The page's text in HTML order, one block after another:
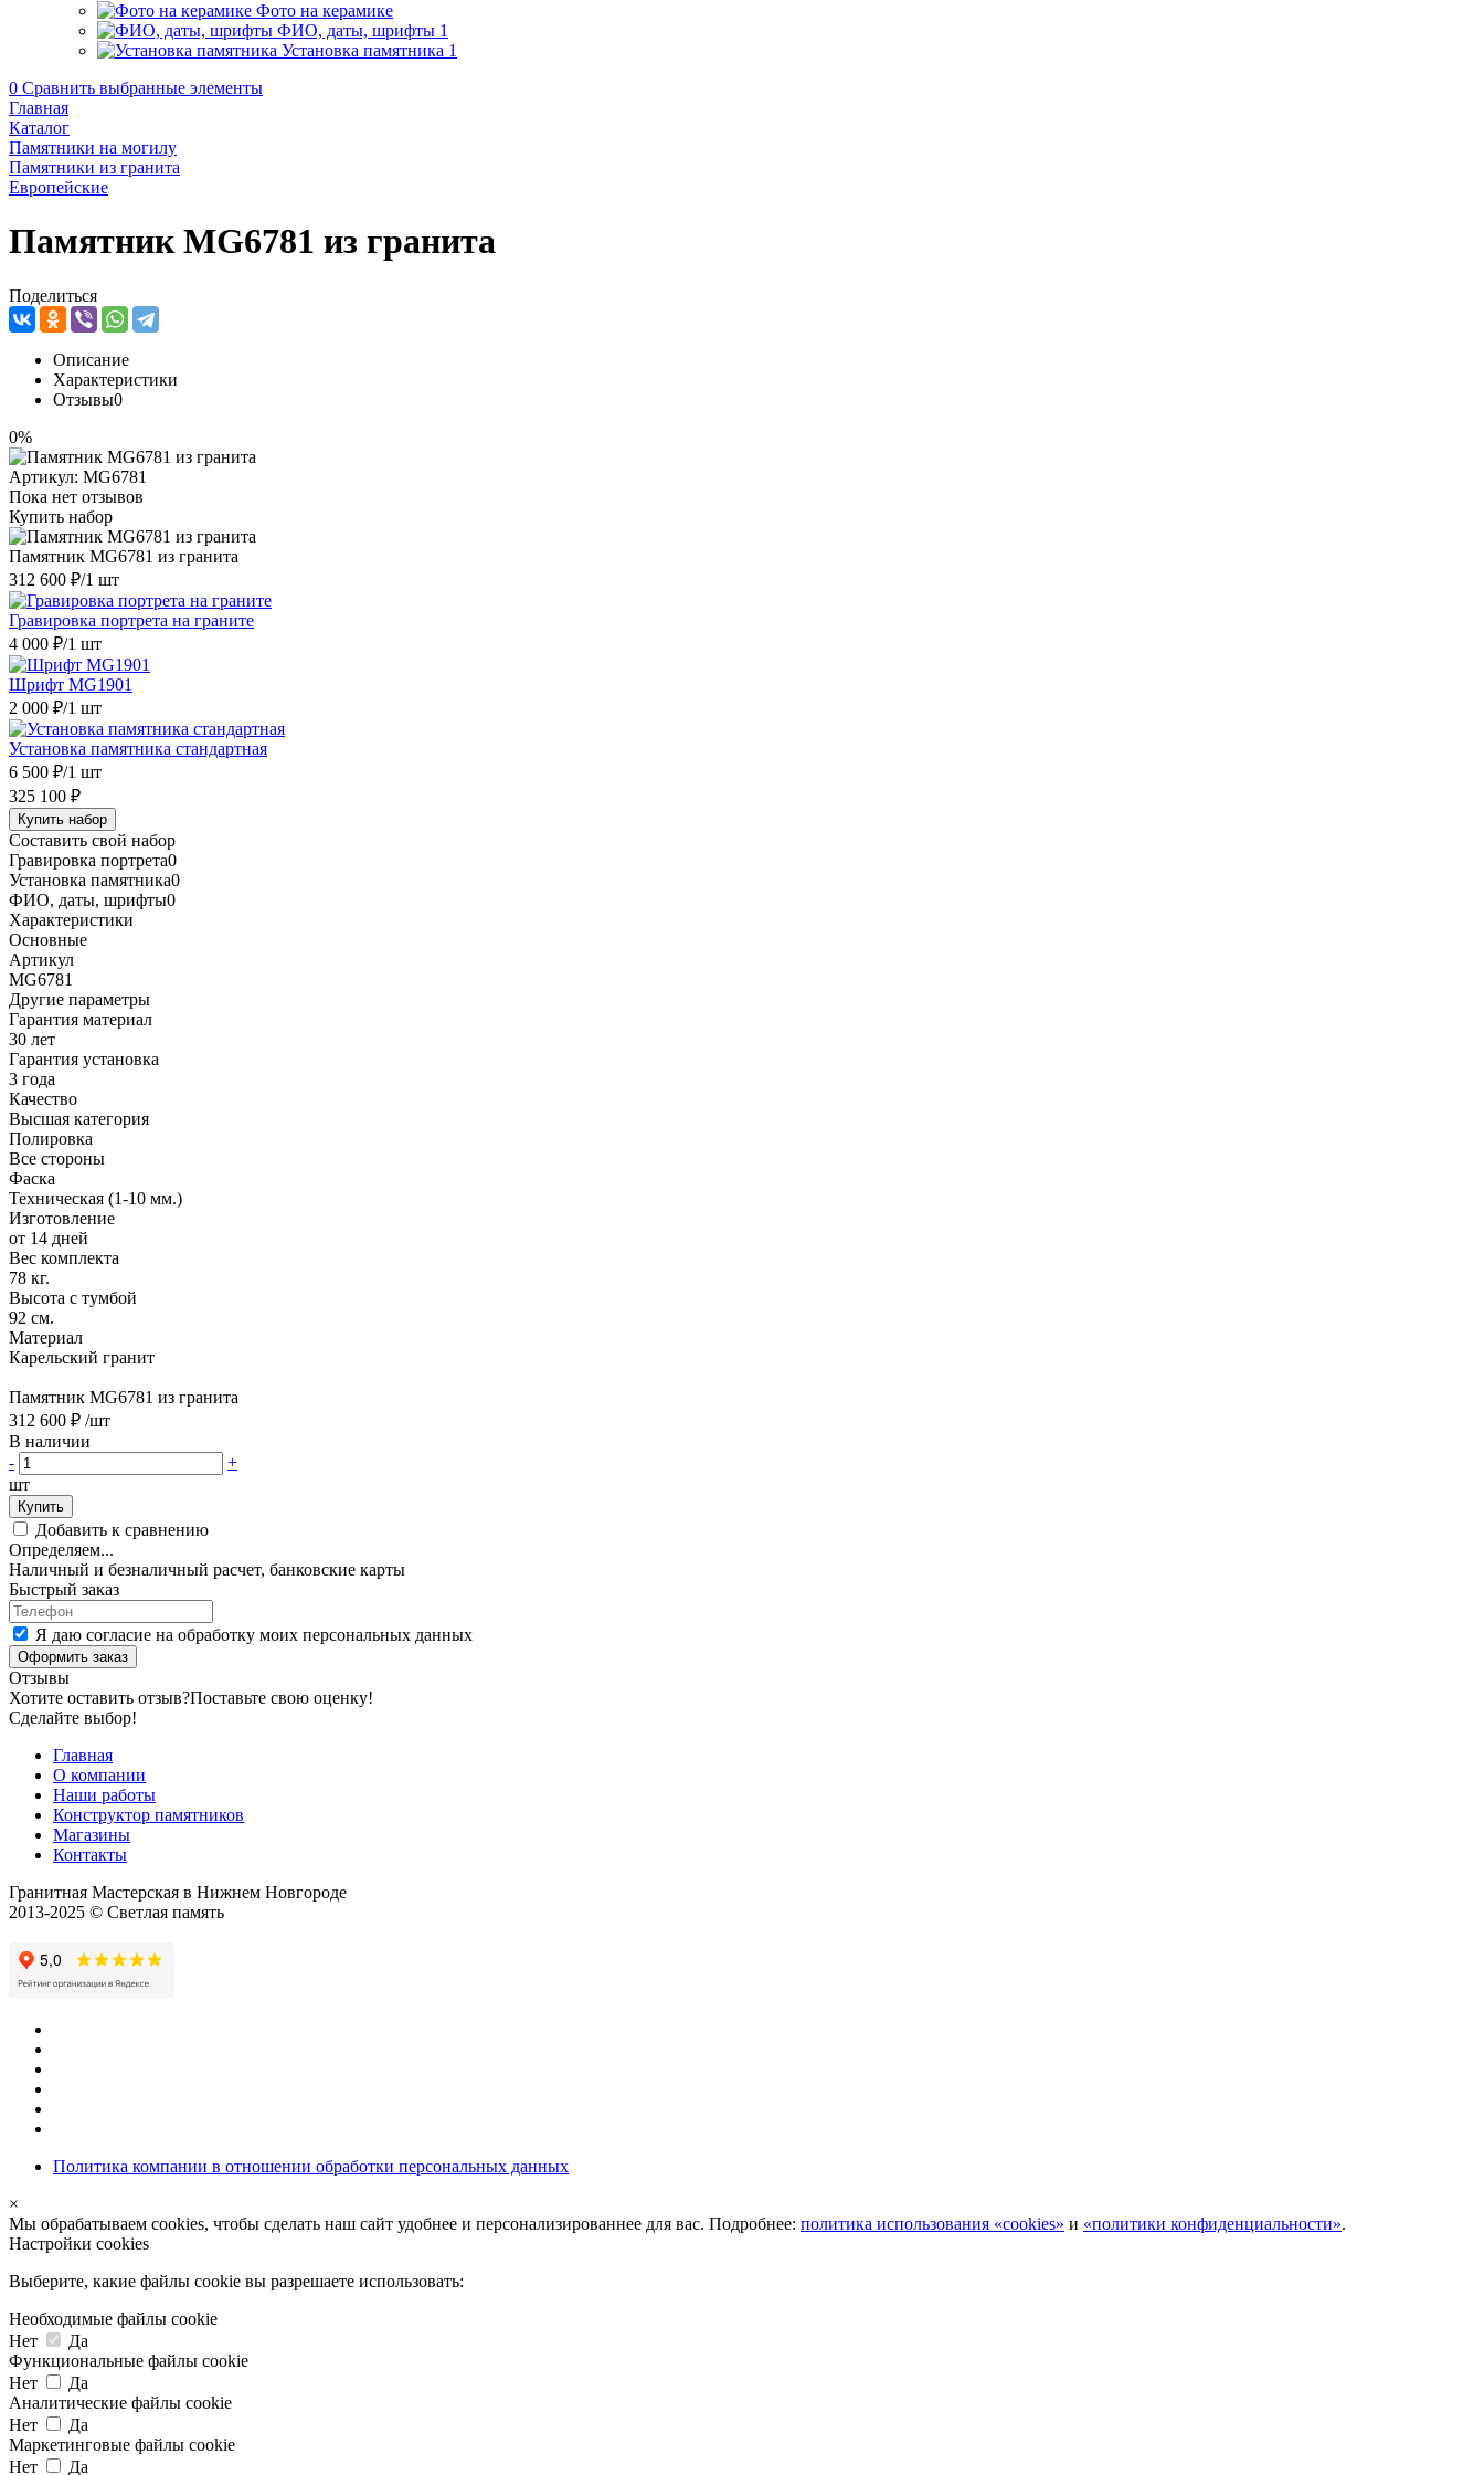
Фото на керамике
ФИО, даты, шрифты 1
Установка памятника 1
0 Сравнить выбранные элементы
Главная
Каталог
Памятники на могилу
Памятники из гранита
Европейские
Памятник MG6781 из гранита
Поделиться
Описание
Характеристики
Отзывы0
0%
Артикул: MG6781
Пока нет отзывов
Купить набор
Памятник MG6781 из гранита
312 600 ₽/1 шт
Гравировка портрета на граните
4 000 ₽/1 шт
Шрифт MG1901
2 000 ₽/1 шт
Установка памятника стандартная
6 500 ₽/1 шт
325 100 ₽
Купить набор
Составить свой набор
Гравировка портрета0
Установка памятника0
ФИО, даты, шрифты0
Характеристики
Основные
Артикул
MG6781
Другие параметры
Гарантия материал
30 лет
Гарантия установка
3 года
Качество
Высшая категория
Полировка
Все стороны
Фаска
Техническая (1-10 мм.)
Изготовление
от 14 дней
Вес комплекта
78 кг.
Высота с тумбой
92 см.
Материал
Карельский гранит
Памятник MG6781 из гранита
312 600 ₽ /шт
В наличии
-
+
шт
Купить
Добавить к сравнению
Определяем...
Наличный и безналичный расчет, банковские карты
Быстрый заказ
Я даю согласие на обработку моих персональных данных
Оформить заказ
Отзывы
Хотите оставить отзыв?Поставьте свою оценку!
Сделайте выбор!
Главная
О компании
Наши работы
Конструктор памятников
Магазины
Контакты
Гранитная Мастерская в Нижнем Новгороде
2013-2025 © Светлая память
Политика компании в отношении обработки персональных данных
×
Мы обрабатываем cookies, чтобы сделать наш сайт удобнее и персонализированнее для вас. Подробнее: политика использования «cookies» и «политики конфиденциальности».
Настройки cookies
Выберите, какие файлы cookie вы разрешаете использовать:
Необходимые файлы cookie
Нет
Да
Функциональные файлы cookie
Нет
Да
Аналитические файлы cookie
Нет
Да
Маркетинговые файлы cookie
Нет
Да